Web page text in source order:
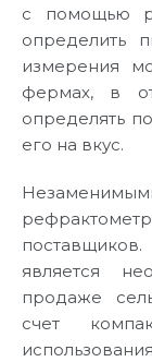
с помощью
определить
измерения
фермах, в
определять
его на вкус.
является
продаже
счет